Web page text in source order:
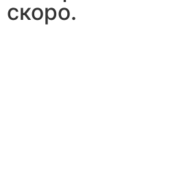
скоро.